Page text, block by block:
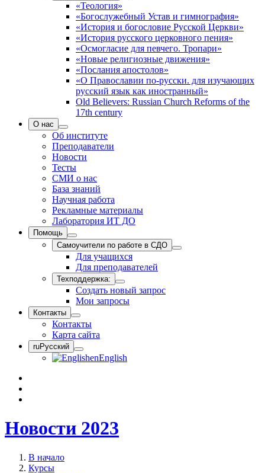
«Теология»
«Богослужебный Устав и гимнография»
«История и богословие Русской Церкви»
«История русского церковного пения»
«Осмогласие для певчего. Тропари»
«Новые религиозные движения»
«Послания апостолов»
«О Православии по-русски. для изучающих
русский язык как иностранный»
Old Believers: Russian Church Reforms of the
17th century
О нас
Об институте
Преподаватели
Новости
Тесты
СМИ о нас
База знаний
Научная работа
Рекламные материалы
Лаборатория ИТ ДО
Помощь
Самоучители по работе в СДО
Для учащихся
Для преподавателей
Техподдержка:
Создать новый запрос
Мои запросы
Контакты
Контакты
Карта сайта
ruРусский
enEnglish
Новости 2023
В начало
Курсы